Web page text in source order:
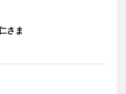
さま